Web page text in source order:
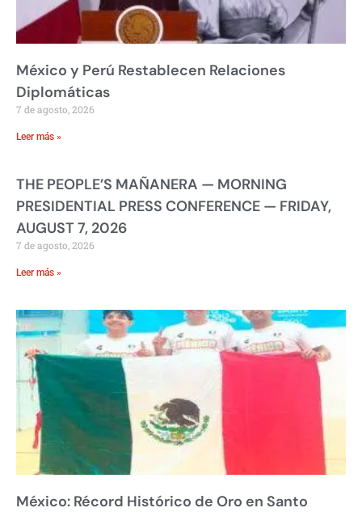
México y Perú Restablecen Relaciones
Diplomáticas
7 de agosto, 2026
Leer más »
THE PEOPLE’S MAÑANERA — MORNING
PRESIDENTIAL PRESS CONFERENCE — FRIDAY,
AUGUST 7, 2026
7 de agosto, 2026
Leer más »
México: Récord Histórico de Oro en Santo